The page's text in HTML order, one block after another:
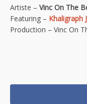
Artiste – Vinc On The
Featuring – Khaligraph
Production – Vinc On